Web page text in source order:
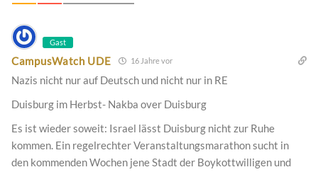
Gast
CampusWatch UDE 16 Jahre vor
Nazis nicht nur auf Deutsch und nicht nur in RE
Duisburg im Herbst- Nakba over Duisburg
Es ist wieder soweit: Israel lässt Duisburg nicht zur Ruhe
kommen. Ein regelrechter Veranstaltungsmarathon sucht in
den kommenden Wochen jene Stadt der Boykottwilligen und